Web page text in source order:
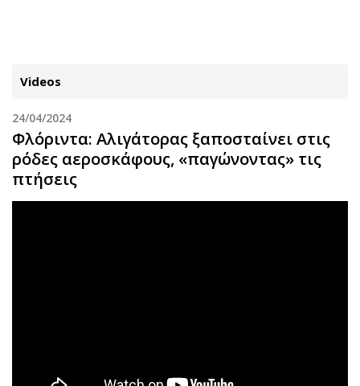
ΚΑΤΗΓΟΡΙΕΣ ΣΥΝΔΕΣΗ
Κύπρος
Παιδεία
Αθλητισμός
Απόψεις
Geek
Videos
24/04/2024
Φλόριντα: Αλιγάτορας ξαποσταίνει στις
ρόδες αεροσκάφους, «παγώνοντας» τις
πτήσεις